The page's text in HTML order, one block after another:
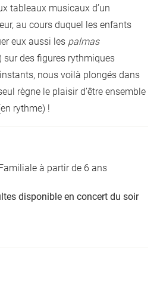
tableaux musicaux d’un
au cours duquel les enfants
eux aussi les palmas
sur des figures rythmiques
nous voilà plongés dans
règne le plaisir d’être ensemble
rythme) !
à partir de 6 ans
disponible en concert du soir